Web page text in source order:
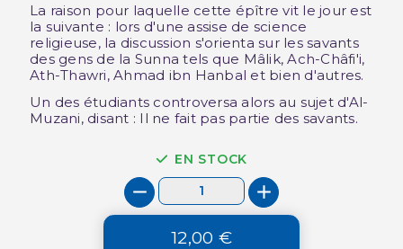
La raison pour laquelle cette épître vit le jour est
la suivante : lors d'une assise de science
religieuse, la discussion s'orienta sur les savants
des gens de la Sunna tels que Mâlik, Ach-Châfi'i,
Ath-Thawri, Ahmad ibn Hanbal et bien d'autres.
Un des étudiants controversa alors au sujet d'Al-
Muzani, disant : Il ne fait pas partie des savants.
EN STOCK
12,00 €